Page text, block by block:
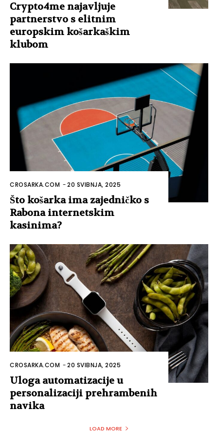
Crypto4me najavljuje
partnerstvo s elitnim
europskim košarkaškim
klubom
CROSARKA.COM -20 SVIBNJA, 2025
Što košarka ima zajedničko s
Rabona internetskim
kasinima?
CROSARKA.COM -20 SVIBNJA, 2025
Uloga automatizacije u
personalizaciji prehrambenih
navika
LOAD MORE